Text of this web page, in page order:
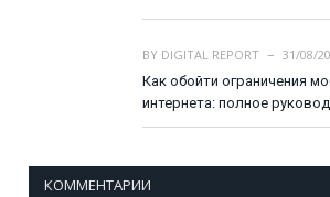
BY DIGITAL REPORT
31/08/
Как обойти ограничения
интернета: полное
КОММЕНТАРИИ